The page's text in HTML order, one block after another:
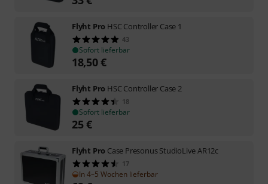
Flyht Pro HSC Controller Case 1
43
Sofort lieferbar
18,50€
Flyht Pro HSC Controller Case 2
18
Sofort lieferbar
25€
Flyht Pro Case Presonus StudioLive AR12c
17
In 4–5 Wochen lieferbar